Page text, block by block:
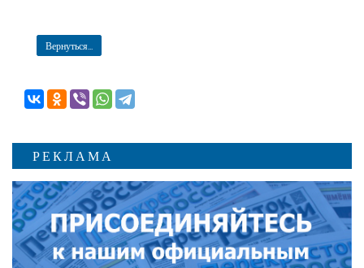
Вернуться...
РЕКЛАМА